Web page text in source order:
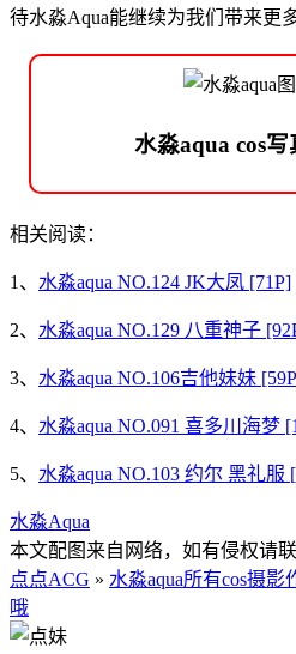
待水淼Aqua能继续为我们带来更
水淼aqua cos
相关阅读：
1、 水淼aqua NO.124 JK大凤 [71P]
2、 水淼aqua NO.129 八重神子
3、 水淼aqua NO.106吉他妹妹
4、 水淼aqua NO.091 喜多川海梦
5、 水淼aqua NO.103 约尔 黑礼服
水淼Aqua
本文配图来自网络，如有侵权请联
点点ACG » 水淼aqua所有cos摄
哦